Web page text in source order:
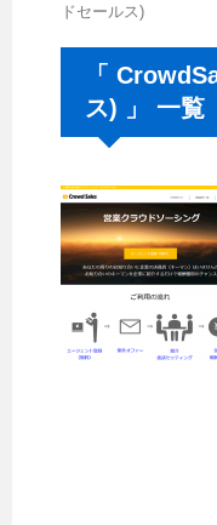
ドセールス)
「
ス) 」 一覧